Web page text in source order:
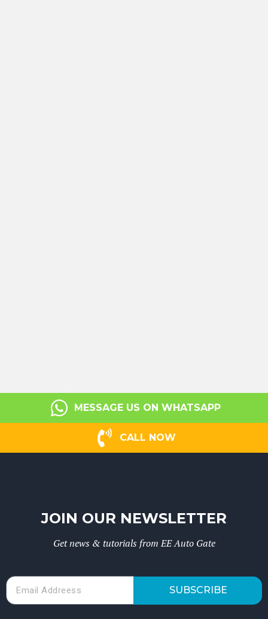
MESSAGE US ON WHATSAPP
CALL NOW
JOIN OUR NEWSLETTER
Get news & tutorials from EE Auto Gate
SUBSCRIBE